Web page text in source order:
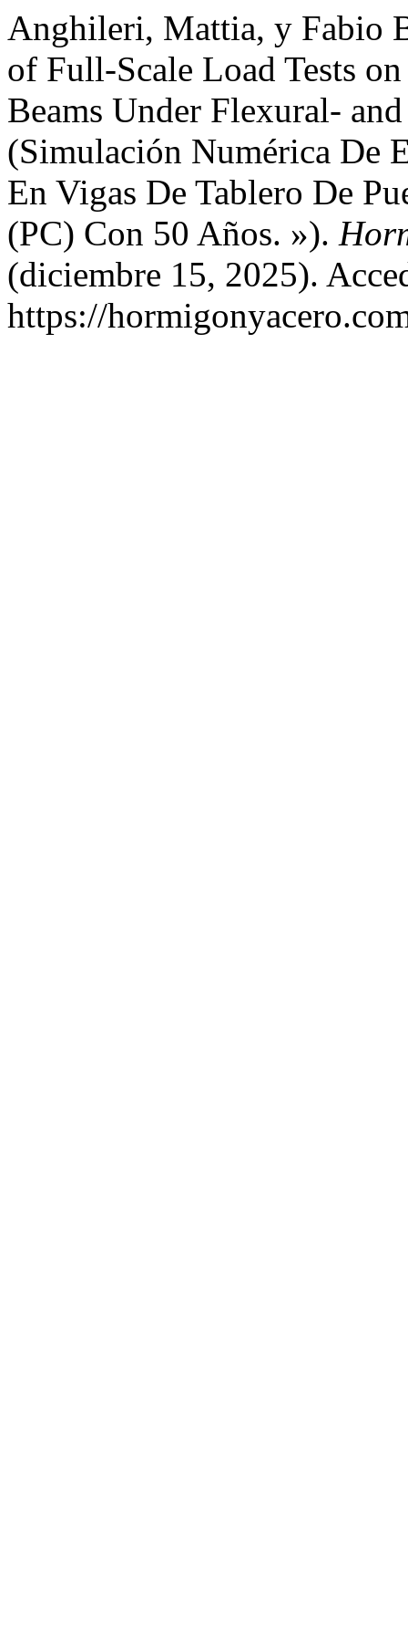
Anghileri, Mattia, y Fabio
of Full-Scale Load Tests
Beams Under Flexural-
(Simulación Numérica De
En Vigas De Tablero De
(PC) Con 50 Años. »).
(diciembre 15, 2025).
https://